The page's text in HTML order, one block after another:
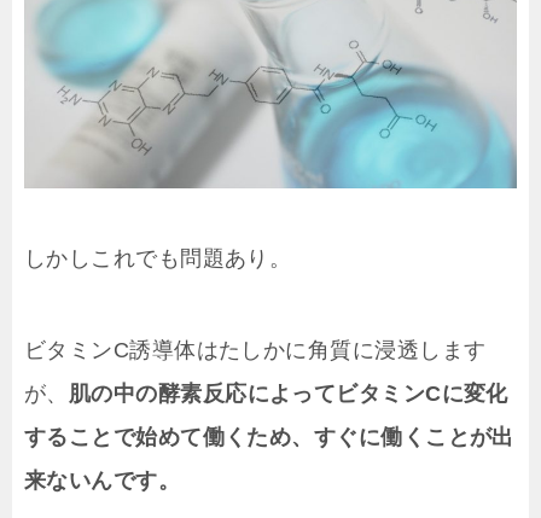
しかしこれでも問題あり。
ビタミンC誘導体はたしかに角質に浸透します
が、 肌の中の酵素反応によってビタミンCに変化
することで始めて働くため、すぐに働くことが出
来ないんです。